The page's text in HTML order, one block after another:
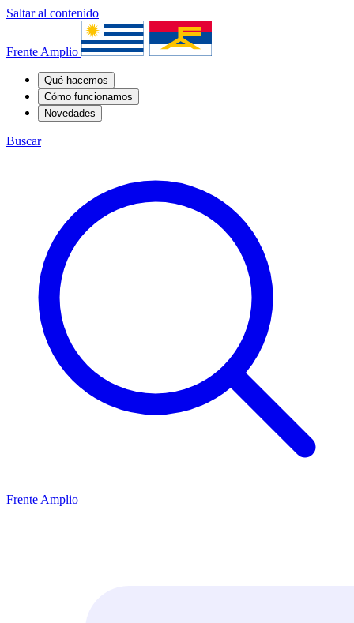
Saltar al contenido
Frente Amplio
Qué hacemos
Cómo funcionamos
Novedades
Buscar
Frente Amplio